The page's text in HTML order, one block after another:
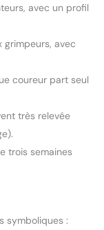
avec un profil
grimpeurs, avec
coureur part seul
très relevée
trois semaines
symboliques :